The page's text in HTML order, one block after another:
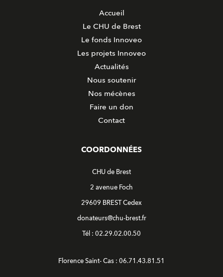
Accueil
Le CHU de Brest
Le fonds Innoveo
Les projets Innoveo
Actualités
Nous soutenir
Nos mécènes
Faire un don
Contact
COORDONNÉES
CHU de Brest
2 avenue Foch
29609 BREST Cedex
donateurs@chu-brest.fr
Tél : 02.29.02.00.50
Florence Saint- Cas : 06.71.43.81.51